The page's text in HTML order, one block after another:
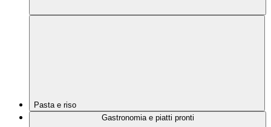
Pasta e riso
Gastronomia e piatti pronti